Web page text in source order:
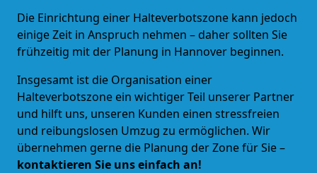
Die Einrichtung einer Halteverbotszone kann jedoch
einige Zeit in Anspruch nehmen – daher sollten Sie
frühzeitig mit der Planung in Hannover beginnen.
Insgesamt ist die Organisation einer
Halteverbotszone ein wichtiger Teil unserer Partner
und hilft uns, unseren Kunden einen stressfreien
und reibungslosen Umzug zu ermöglichen. Wir
übernehmen gerne die Planung der Zone für Sie –
kontaktieren Sie uns einfach an!